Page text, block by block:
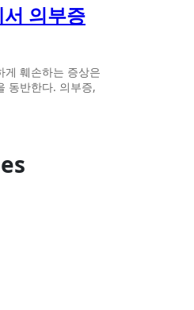
의부증
게 훼손하는 증상은
동반한다. 의부증,